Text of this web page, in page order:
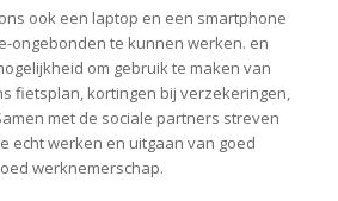
ook een laptop en een smartphone
ongebonden te kunnen werken. en
om gebruik te maken van
fietsplan, kortingen bij verzekeringen,
met de sociale partners streven
echt werken en uitgaan van goed
werknemerschap.